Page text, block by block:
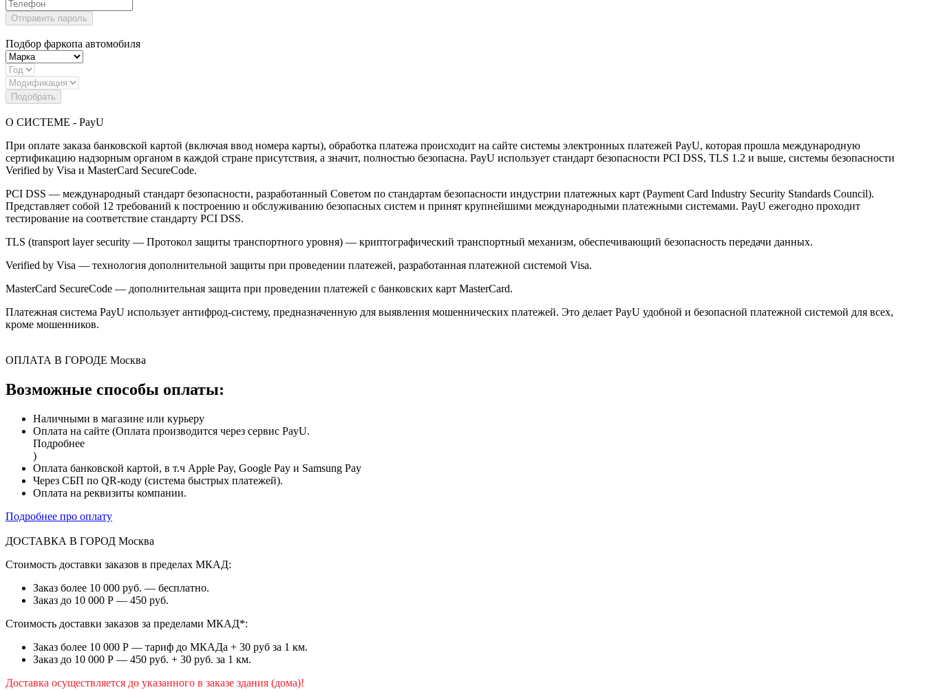
Отправить пароль
Подбор фаркопа автомобиля
Подобрать
О СИСТЕМЕ - PayU
При оплате заказа банковской картой (включая ввод номера карты), обработка платежа происходит на сайте системы электронных платежей PayU, которая прошла международную
сертификацию надзорным органом в каждой стране присутствия, а значит, полностью безопасна. PayU использует стандарт безопасности PCI DSS, TLS 1.2 и выше, системы безопасности
Verified by Visa и MasterCard SecureCode.
PCI DSS — международный стандарт безопасности, разработанный Советом по стандартам безопасности индустрии платежных карт (Payment Card Industry Security Standards Council).
Представляет собой 12 требований к построению и обслуживанию безопасных систем и принят крупнейшими международными платежными системами. PayU ежегодно проходит
тестирование на соответствие стандарту PCI DSS.
TLS (transport layer security — Протокол защиты транспортного уровня) — криптографический транспортный механизм, обеспечивающий безопасность передачи данных.
Verified by Visa — технология дополнительной защиты при проведении платежей, разработанная платежной системой Visa.
MasterCard SecureCode — дополнительная защита при проведении платежей с банковских карт MasterCard.
Платежная система PayU использует антифрод-систему, предназначенную для выявления мошеннических платежей. Это делает PayU удобной и безопасной платежной системой для всех,
кроме мошенников.
ОПЛАТА В ГОРОДЕ Москва
Возможные способы оплаты:
Наличными в магазине или курьеру
Оплата на сайте (Оплата производится через сервис PayU.
Подробнее
)
Оплата банковской картой, в т.ч Apple Pay, Google Pay и Samsung Pay
Через СБП по QR-коду (система быстрых платежей).
Оплата на реквизиты компании.
Подробнее про оплату
ДОСТАВКА В ГОРОД Москва
Стоимость доставки заказов в пределах МКАД:
Заказ более 10 000 руб. — бесплатно.
Заказ до 10 000 Р — 450 руб.
Стоимость доставки заказов за пределами МКАД*:
Заказ более 10 000 Р — тариф до МКАДа + 30 руб за 1 км.
Заказ до 10 000 Р — 450 руб. + 30 руб. за 1 км.
Доставка осуществляется до указанного в заказе здания (дома)!